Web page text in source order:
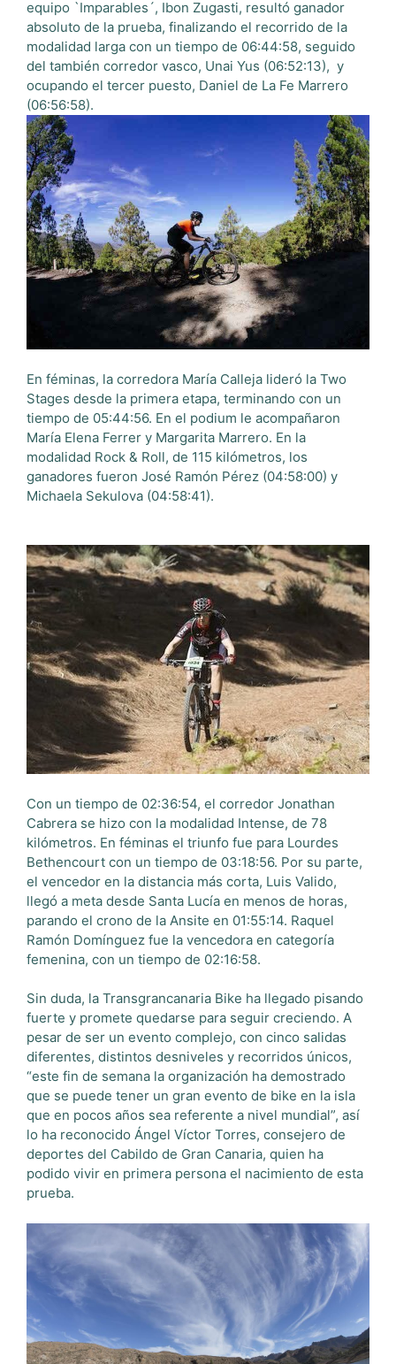
equipo `Imparables´, Ibon Zugasti, resultó ganador
absoluto de la prueba, finalizando el recorrido de la
modalidad larga con un tiempo de 06:44:58, seguido
del también corredor vasco, Unai Yus (06:52:13), y
ocupando el tercer puesto, Daniel de La Fe Marrero
(06:56:58).
En féminas, la corredora María Calleja lideró la Two
Stages desde la primera etapa, terminando con un
tiempo de 05:44:56. En el podium le acompañaron
María Elena Ferrer y Margarita Marrero. En la
modalidad Rock & Roll, de 115 kilómetros, los
ganadores fueron José Ramón Pérez (04:58:00) y
Michaela Sekulova (04:58:41).
Con un tiempo de 02:36:54, el corredor Jonathan
Cabrera se hizo con la modalidad Intense, de 78
kilómetros. En féminas el triunfo fue para Lourdes
Bethencourt con un tiempo de 03:18:56. Por su parte,
el vencedor en la distancia más corta, Luis Valido,
llegó a meta desde Santa Lucía en menos de horas,
parando el crono de la Ansite en 01:55:14. Raquel
Ramón Domínguez fue la vencedora en categoría
femenina, con un tiempo de 02:16:58.
Sin duda, la Transgrancanaria Bike ha llegado pisando
fuerte y promete quedarse para seguir creciendo. A
pesar de ser un evento complejo, con cinco salidas
diferentes, distintos desniveles y recorridos únicos,
“este fin de semana la organización ha demostrado
que se puede tener un gran evento de bike en la isla
que en pocos años sea referente a nivel mundial”, así
lo ha reconocido Ángel Víctor Torres, consejero de
deportes del Cabildo de Gran Canaria, quien ha
podido vivir en primera persona el nacimiento de esta
prueba.